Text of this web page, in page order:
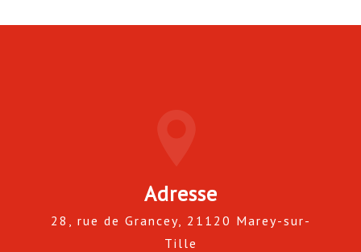
Adresse
28, rue de Grancey, 21120 Marey-sur-
Tille